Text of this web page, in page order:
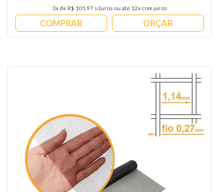
3x de R$ 101,97 s/juros ou até 12x com juros
ORÇAR
COMPRAR